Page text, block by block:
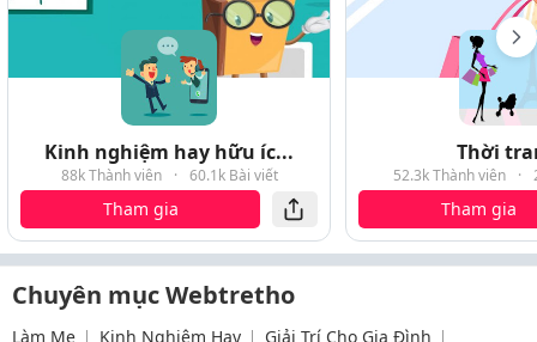
Kinh nghiệm hay hữu íc...
88k Thành viên · 60.1k Bài viết
Tham gia
Thời
52.3k Thành viên ·
Tham gia
Chuyên mục Webtretho
Làm Mẹ Kinh Nghiệm Hay Giải Trí Cho Gia Đình